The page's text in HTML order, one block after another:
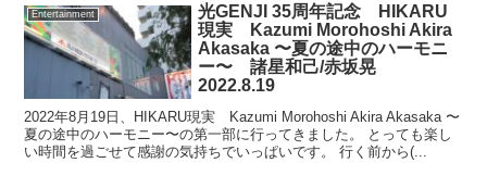
Entertainment
光GENJI 35周年記念 HIKARU
現実 Kazumi Morohoshi Akira
Akasaka 〜夏の途中のハーモニ
ー〜 諸星和己/赤坂晃
2022.8.19
2022年8月19日、HIKARU現実 Kazumi Morohoshi Akira Akasaka 〜
夏の途中のハーモニー〜の第一部に行ってきました。 とっても楽し
い時間を過ごせて感謝の気持ちでいっぱいです。 行く前から(...